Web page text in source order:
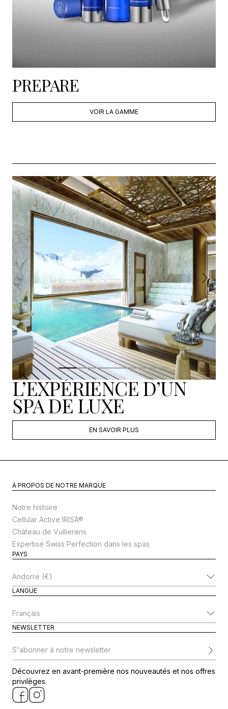
PREPARE
VOIR LA GAMME
L’EXPÉRIENCE D’UN
SPA DE LUXE
EN SAVOIR PLUS
À PROPOS DE NOTRE MARQUE
Notre histoire
Cellular Active IRISA®
Château de Vullierens
Expertise Swiss Perfection dans les spas
PAYS
Modifier le pays
LANGUE
Modifier la langue
NEWSLETTER
S'abonner à notre newsletter
Découvrez en avant-première nos nouveautés et nos offres
privilèges.